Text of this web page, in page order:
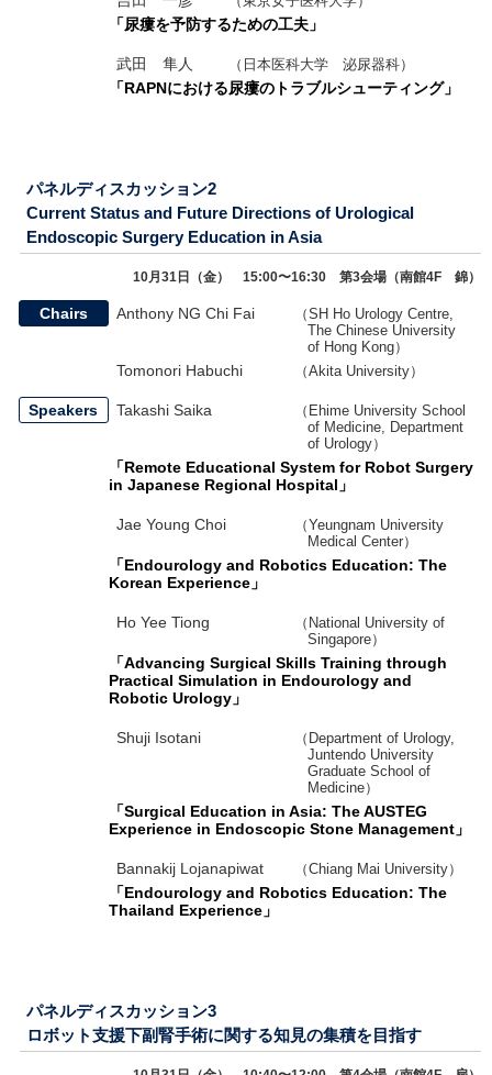
「尿瘻を予防するための工夫」
武田 隼人 （日本医科大学 泌尿器科）
「RAPNにおける尿瘻のトラブルシューティング」
パネルディスカッション2
Current Status and Future Directions of Urological
Endoscopic Surgery Education in Asia
10月31日（金） 15:00〜16:30 第3会場（南館4F 錦）
Chairs Anthony NG Chi Fai
（SH Ho Urology Centre,
The Chinese University
of Hong Kong）
Tomonori Habuchi （Akita University）
Speakers Takashi Saika
（Ehime University School
of Medicine, Department
of Urology）
「Remote Educational System for Robot Surgery
in Japanese Regional Hospital」
Jae Young Choi
（Yeungnam University
Medical Center）
「Endourology and Robotics Education: The
Korean Experience」
Ho Yee Tiong
（National University of
Singapore）
「Advancing Surgical Skills Training through
Practical Simulation in Endourology and
Robotic Urology」
Shuji Isotani
（Department of Urology,
Juntendo University
Graduate School of
Medicine）
「Surgical Education in Asia: The AUSTEG
Experience in Endoscopic Stone Management」
Bannakij Lojanapiwat （Chiang Mai University）
「Endourology and Robotics Education: The
Thailand Experience」
パネルディスカッション3
ロボット支援下副腎手術に関する知見の集積を目指す